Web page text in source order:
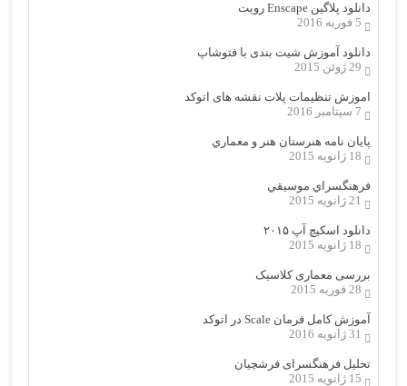
دانلود پلاگین Enscape رویت
5 فوریه 2016
دانلود آموزش شیت بندی با فتوشاپ
29 ژوئن 2015
اموزش تنظیمات پلات نقشه های اتوکد
7 سپتامبر 2016
پایان نامه هنرستان هنر و معماري
18 ژانویه 2015
فرهنگسراي موسيقي
21 ژانویه 2015
دانلود اسکیچ آپ ۲۰۱۵
18 ژانویه 2015
بررسی معماری کلاسیک
28 فوریه 2015
آموزش کامل فرمان Scale در اتوکد
31 ژانویه 2016
تحلیل فرهنگسرای فرشچیان
15 ژانویه 2015